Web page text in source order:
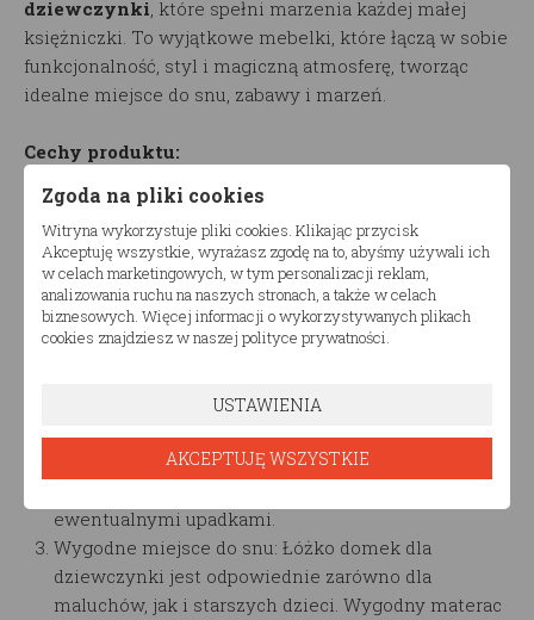
dziewczynki, które spełni marzenia każdej małej
księżniczki. To wyjątkowe mebelki, które łączą w sobie
funkcjonalność, styl i magiczną atmosferę, tworząc
idealne miejsce do snu, zabawy i marzeń.
Cechy produktu:
Design w stylu domeczku: łóżko zostało
zaprojektowane tak, aby przypominało urokliwy
domek, co nadaje sypialni dziecka niepowtarzalny
urok. Front łóżka posiada otwierane okienko z
dekoracyjnymi zasłonami, które dodają uroku i
zachęcają do kreatywnej zabawy.
został wykonany z dbałością o najwyższe standardy
bezpieczeństwa. Solidna konstrukcja i staranne
wykończenie zapewniają, że łóżko jest stabilne i
ewentualnymi upadkami.
Wygodne miejsce do snu: Łóżko domek dla
dziewczynki jest odpowiednie zarówno dla
maluchów, jak i starszych dzieci. Wygodny materac
Zgoda na pliki cookies
Witryna wykorzystuje pliki cookies. Klikając przycisk
Akceptuję wszystkie, wyrażasz zgodę na to, abyśmy używali ich
w celach marketingowych, w tym personalizacji reklam,
analizowania ruchu na naszych stronach, a także w celach
biznesowych. Więcej informacji o wykorzystywanych plikach
cookies znajdziesz w naszej polityce prywatności.
USTAWIENIA
AKCEPTUJĘ WSZYSTKIE